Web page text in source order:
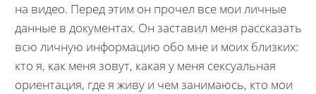
на видео. Перед этим он прочел все мои личные
данные в документах. Он заставил меня рассказать
всю личную информацию обо мне и моих близких:
кто я, как меня зовут, какая у меня сексуальная
ориентация, где я живу и чем занимаюсь, кто мои